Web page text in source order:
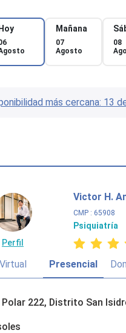
Mañana
07
Agosto
08
más cercana: 13
Perfil
Victor H.
CMP : 65908
Psiquiatría
Virtual Presencial
Polar 222, Distrito San